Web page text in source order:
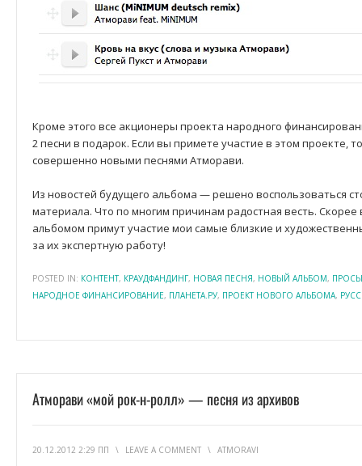
Кроме этого все акционеры проекта народного
2 песни в подарок. Если вы примете участие в этом проекте,
совершенно новыми песнями Атморави.
Из новостей будущего альбома — решено воспользоваться
материала. Что по многим причинам радостная весть. Скорее
альбомом примут участие мои самые близкие и
за их экспертную работу!
POSTED IN: КОНТЕНТ, КРАУДФАНДИНГ, НОВАЯ ПЕСНЯ, НОВЫЙ АЛЬБОМ,
НАРОДНОЕ ФИНАНСИРОВАНИЕ, ПЛАНЕТА.РУ, ПРОЕКТ НОВОГО АЛЬБОМА,
Атморави «мой рок-н-ролл» — песня из архивов
20.12.2012 2:29 ПП \ LEAVE A COMMENT \ ATMORAVI